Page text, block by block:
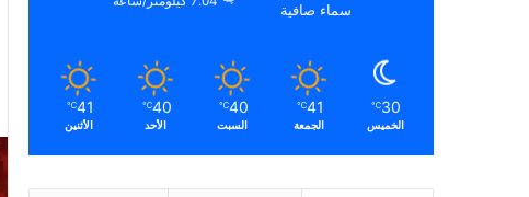
سماء صافية
30
℃
الخميس
41
℃
الجمعة
40
℃
السبت
40
℃
الأحد
41
℃
الأثنين